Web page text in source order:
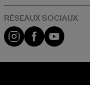
Visit ourVisit our
Visit